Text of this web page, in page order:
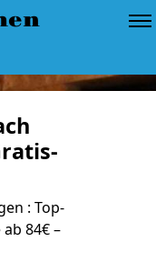
: Top-
84€ –